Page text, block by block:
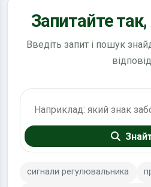
Запитайте
Введіть запит і пошук
сигнали регулювальника